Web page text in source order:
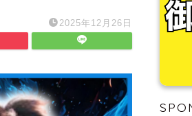
2025年12月26日